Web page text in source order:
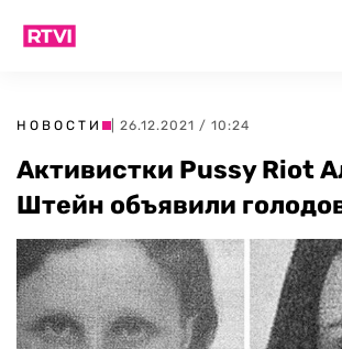
НОВОСТИ | 26.12.2021 / 10:24
Активистки Pussy Riot
Штейн объявили